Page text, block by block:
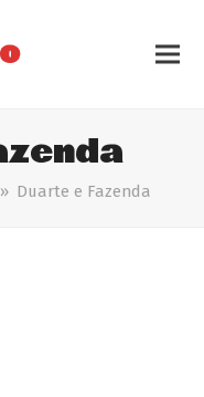
» Duarte e Fazenda